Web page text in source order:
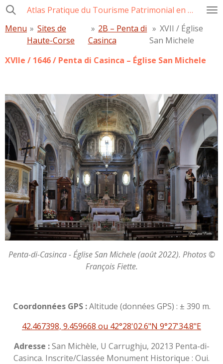
Passer
contenu
principal
Atlas Pratique du Tourisme Patrimonial en Corse
Menu » Sites de
Haute-Corse
» 2B – Penta di
Casinca
» XVII / Église
San Michele
XVIIe / 1646 / Penta di Casinca – Église San Michele
Penta-di-Casinca - Église San Michele (août 2022). Photos ©
François Fiette.
Coordonnées GPS :Altitude (données GPS) : ± 390 m.
42.467398, 9.459668 ou 42°28'02.6"N 9°27'34.8"E
Adresse :San Michèle, U Carrughju, 20213 Penta-di-
Casinca. Inscrite/Classée Monument Historique : Oui.